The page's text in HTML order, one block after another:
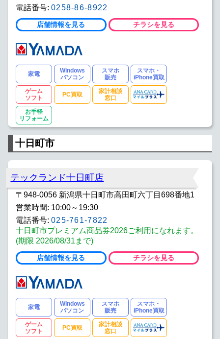
電話番号: 0258-86-8922
店舗情報を見る チラシを見る
家電
Windows
パソコン
スマホ
販売
スマホ・
iPhone買取
ゲーム
ソフト
PC買取
家計相談
窓口
お手軽
リフォーム
十日町市
テックランド十日町店
〒948-0056 新潟県十日町市高田町六丁目698番地1
営業時間: 10:00～19:30
電話番号: 025-761-7822
十日町市プレミアム商品券2026ご利用になれます。
(期限 2026/08/31まで)
店舗情報を見る チラシを見る
家電
Windows
パソコン
スマホ
販売
スマホ・
iPhone買取
ゲーム
ソフト
PC買取
家計相談
窓口